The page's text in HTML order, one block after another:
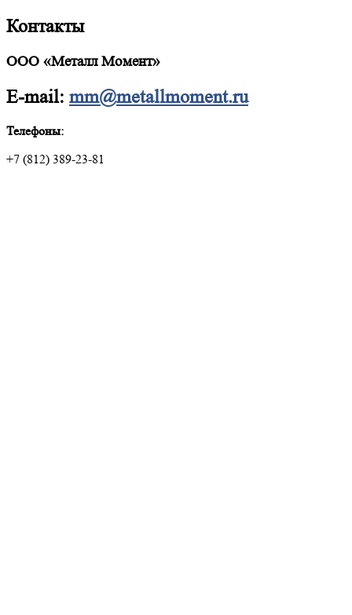
Контакты
ООО «Металл Момент»
E-mail: mm@metallmoment.ru
Телефоны:
+7 (812) 389-23-81